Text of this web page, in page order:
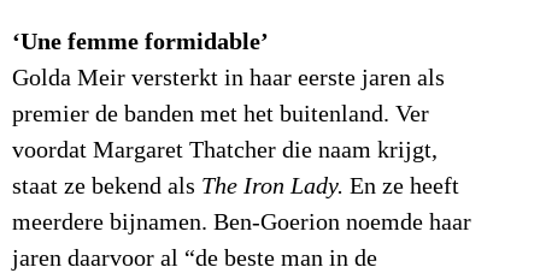
‘Une femme formidable’
Golda Meir versterkt in haar eerste jaren als
premier de banden met het buitenland. Ver
voordat Margaret Thatcher die naam krijgt,
staat ze bekend als The Iron Lady. En ze heeft
meerdere bijnamen. Ben-Goerion noemde haar
jaren daarvoor al “de beste man in de